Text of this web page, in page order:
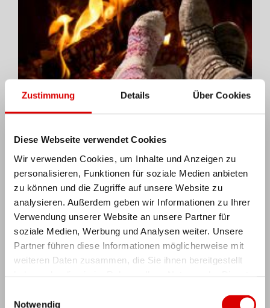
Zustimmung Details Über Cookies
Diese Webseite verwendet Cookies
Wir verwenden Cookies, um Inhalte und Anzeigen zu
personalisieren, Funktionen für soziale Medien anbieten
zu können und die Zugriffe auf unsere Website zu
analysieren. Außerdem geben wir Informationen zu Ihrer
Verwendung unserer Website an unsere Partner für
soziale Medien, Werbung und Analysen weiter. Unsere
Partner führen diese Informationen möglicherweise mit
weiteren Daten zusammen, die Sie ihnen bereitgestellt
Cookies, wenn Sie unsere Webseite weiterhin nutzen.
Notwendig
FASZINATION FEUER
In der Hektik unserer modernen Zeit benötigen wir alle
eine Insel der Ruhe und des Wohlgefühls. Unsere
Kaminöfen sollen Ihnen helfen, Ihre Insel mit Wärme und
Gemütlichkeit auszustatten.